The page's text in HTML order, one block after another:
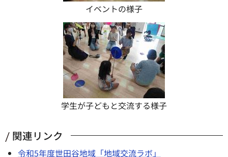
イベントの様子
学生が子どもと交流する様子
関連リンク
令和5年度世田谷地域「地域交流ラボ」